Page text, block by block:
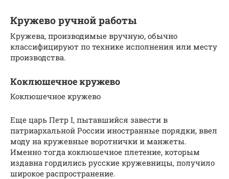
Кружево ручной работы
Кружева, производимые вручную, обычно
классифицируют по технике исполнения или месту
производства.
Коклюшечное кружево
Коклюшечное кружево
Еще царь Петр I, пытавшийся завести в
патриархальной России иностранные порядки, ввел
моду на кружевные воротнички и манжеты.
Именно тогда коклюшечное плетение, которым
издавна гордились русские кружевницы, получило
широкое распространение.